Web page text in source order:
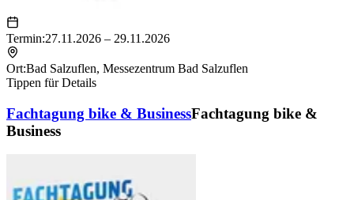
Termin:27.11.2026 – 29.11.2026
Ort:Bad Salzuflen, Messezentrum Bad Salzuflen
Tippen für Details
Fachtagung bike & BusinessFachtagung bike &
Business